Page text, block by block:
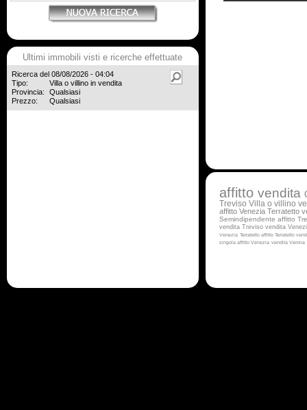
affitto vendita
Treviso Villa o villino
affitto Venezia Terratetto
Semindipendente affitto
vendita Treviso vendita
Venezia Terratetto affitto Terratetto
singola affitto Venezia vendita Verona
Ultimi immobili visti e ricerche effettuate
Ricerca del 08/08/2026 - 04:04
Tipo:
Villa o villino in vendita
Provincia:
Qualsiasi
Prezzo:
Qualsiasi